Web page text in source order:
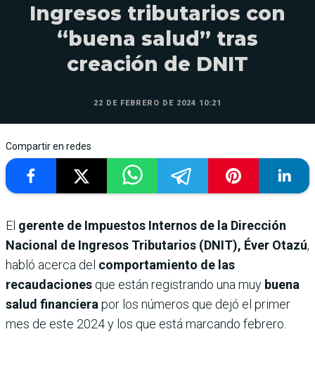
Ingresos tributarios con
“buena salud” tras
creación de DNIT
22 DE FEBRERO DE 2024 10:21
Compartir en redes
El gerente de Impuestos Internos de la Dirección
Nacional de Ingresos Tributarios (DNIT), Éver Otazú,
habló acerca del comportamiento de las
recaudaciones que están registrando una muy buena
salud financiera por los números que dejó el primer
mes de este 2024 y los que está marcando febrero.